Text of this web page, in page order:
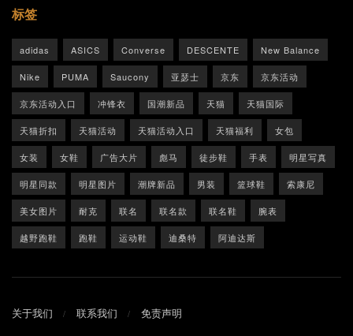
标签
adidas ASICS Converse DESCENTE New Balance
Nike PUMA Saucony 亚瑟士 京东 京东活动
京东活动入口 冲锋衣 国潮新品 天猫 天猫国际
天猫折扣 天猫活动 天猫活动入口 天猫福利 女包
女装 女鞋 广告大片 彪马 徒步鞋 手表 明星写真
明星同款 明星图片 潮牌新品 男装 篮球鞋 索康尼
美女图片 耐克 联名 联名款 联名鞋 腕表
越野跑鞋 跑鞋 运动鞋 迪桑特 阿迪达斯
关于我们 联系我们 免责声明